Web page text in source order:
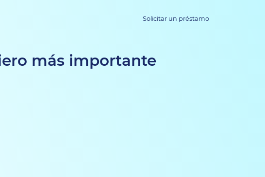
Solicitar un préstamo
más importante